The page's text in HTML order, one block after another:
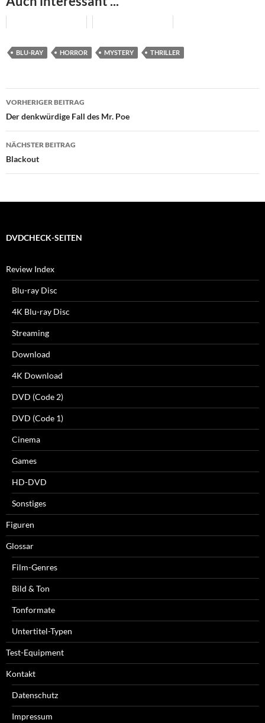
BLU-RAY HORROR MYSTERY THRILLER
Beitragsnavigation
VORHERIGER BEITRAG
Der denkwürdige Fall des Mr. Poe
NÄCHSTER BEITRAG
Blackout
DVDCHECK-SEITEN
Review Index
Blu-ray Disc
4K Blu-ray Disc
Streaming
Download
4K Download
DVD (Code 2)
DVD (Code 1)
Cinema
Games
HD-DVD
Sonstiges
Figuren
Glossar
Film-Genres
Bild & Ton
Tonformate
Untertitel-Typen
Test-Equipment
Kontakt
Datenschutz
Impressum